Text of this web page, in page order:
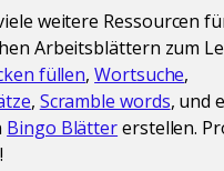
weitere Ressourcen
Arbeitsblättern zum
füllen,Wortsuche,
, Scramble words, und
Bingo Blättererstellen.